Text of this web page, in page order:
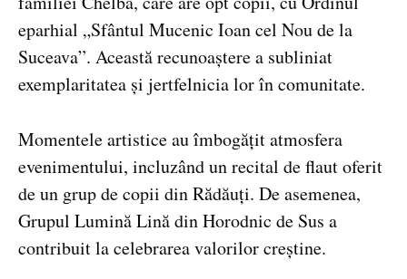
eparhial „Sfântul Mucenic Ioan cel Nou de la
Suceava”. Această recunoaștere a subliniat
exemplaritatea și jertfelnicia lor în comunitate.
Momentele artistice au îmbogățit atmosfera
evenimentului, incluzând un recital de flaut oferit
de un grup de copii din Rădăuți. De asemenea,
Grupul Lumină Lină din Horodnic de Sus a
contribuit la celebrarea valorilor creștine.